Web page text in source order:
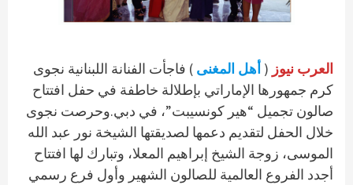
العرب نيوز ( أهل المغنى ) فاجأت الفنانة اللبنانية نجوى
كرم جمهورها الإماراتي بإطلالة خاطفة في حفل افتتاح
صالون تجميل “هير كونسيبت”، في دبي.وحرصت نجوى
خلال الحفل لتقديم دعمها لصديقتها الشيخة نور عبد الله
الموسى، زوجة الشيخ إبراهيم المعلا، وتبارك لها افتتاح
أجدد الفروع العالمية للصالون الشهير وأول فرع رسمي